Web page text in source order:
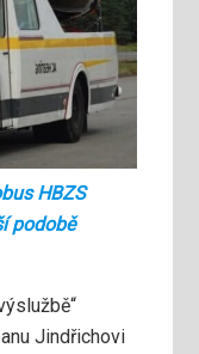
HBZS
podobě
Jindřichovi